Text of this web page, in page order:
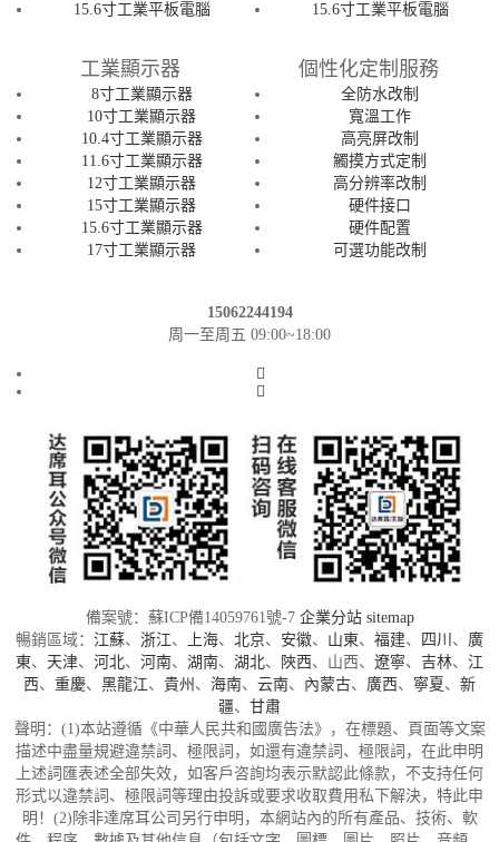
15.6寸工業平板電腦
15.6寸工業平板電腦
工業顯示器
8寸工業顯示器
10寸工業顯示器
10.4寸工業顯示器
11.6寸工業顯示器
12寸工業顯示器
15寸工業顯示器
15.6寸工業顯示器
17寸工業顯示器
個性化定制服務
全防水改制
寬溫工作
高亮屏改制
觸摸方式定制
高分辨率改制
硬件接口
硬件配置
可選功能改制
15062244194
周一至周五 09:00~18:00
備案號：蘇ICP備14059761號-7 企業分站 sitemap
暢銷區域： 江蘇、 浙江、 上海、 北京、 安徽、 山東、 福建、 四川 、 廣
東、 天津、 河北、 河南、 湖南、 湖北、 陜西、山西、 遼寧、 吉林、 江
西、 重慶、 黑龍江、 貴州 、 海南、 云南、 內蒙古、 廣西、 寧夏 、 新
疆、 甘肅
聲明：(1)本站遵循《中華人民共和國廣告法》，在標題、頁面等文案
描述中盡量規避違禁詞、極限詞，如還有違禁詞、極限詞，在此申明
上述詞匯表述全部失效，如客戶咨詢均表示默認此條款，不支持任何
形式以違禁詞、極限詞等理由投訴或要求收取費用私下解決，特此申
明！(2)除非達席耳公司另行申明，本網站內的所有產品、技術、軟